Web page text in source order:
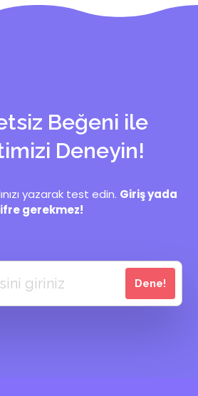
Beğeni ile
Deneyin!
yazarak test edin. Giriş yada
gerekmez!
Dene!